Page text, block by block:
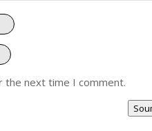
the next time I comment.